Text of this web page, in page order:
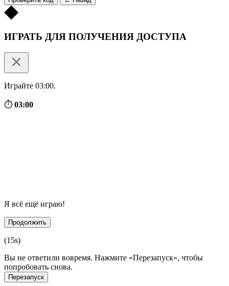
ИГРАТЬ ДЛЯ ПОЛУЧЕНИЯ ДОСТУПА
Играйте 03:00.
⏱ 03:00
Я всё ещё играю!
Продолжить
(15s)
Вы не ответили вовремя. Нажмите «Перезапуск», чтобы
попробовать снова.
Перезапуск